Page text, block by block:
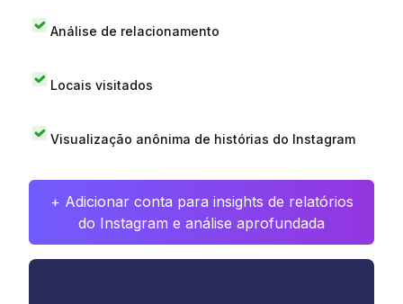
Análise de relacionamento
Locais visitados
Visualização anônima de histórias do Instagram
+ Adicionar conta para insights de relatórios
do Instagram e análise aprofundada